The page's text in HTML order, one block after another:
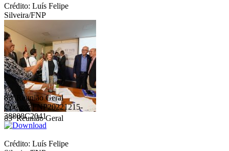
Crédito: Luís Felipe
Silveira/FNP
83ª Reunião Geral
83ª Reunião Geral
Código: FNP20221215-
38808C2041
Crédito: Luís Felipe